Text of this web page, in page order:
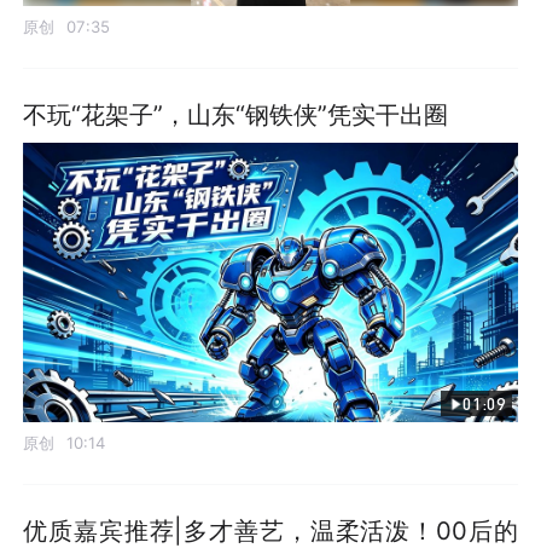
原创 07:35
不玩“花架子”，山东“钢铁侠”凭实干出圈
01:09
原创 10:14
优质嘉宾推荐|多才善艺，温柔活泼！00后的